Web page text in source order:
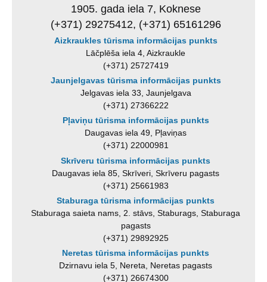
1905. gada iela 7, Koknese
(+371) 29275412, (+371) 65161296
Aizkraukles tūrisma informācijas punkts
Lāčplēša iela 4, Aizkraukle
(+371) 25727419
Jaunjelgavas tūrisma informācijas punkts
Jelgavas iela 33, Jaunjelgava
(+371) 27366222
Pļaviņu tūrisma informācijas punkts
Daugavas iela 49, Pļaviņas
(+371) 22000981
Skrīveru tūrisma informācijas punkts
Daugavas iela 85, Skrīveri, Skrīveru pagasts
(+371) 25661983
Staburaga tūrisma informācijas punkts
Staburaga saieta nams, 2. stāvs, Staburags, Staburaga
pagasts
(+371) 29892925
Neretas tūrisma informācijas punkts
Dzirnavu iela 5, Nereta, Neretas pagasts
(+371) 26674300